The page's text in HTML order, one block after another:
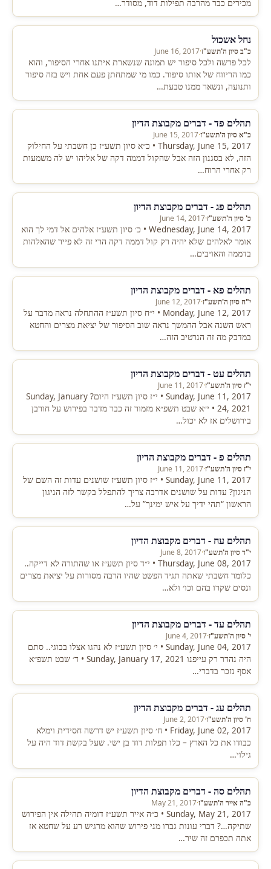
מכירים כבר מהרבה תפילות דוד, מסודר…
נחל אשכול
כ"ב סיון ה'תשע"ז·
June 16, 2017
לכל פרשה ולכל סיפור יש תמונה שנשארת איתנו אחרי הסיפור, והוא
כמו הריווח של אותו סיפור. כמו מי שמתחתן פעם אחת ויש בזה סיפור
ותנועה, ונשאר ממנו טבעת…
תהלים פד - דברים מקבוצת הדיון
כ"א סיון ה'תשע"ז·
June 15, 2017
Thursday, June 15, 2017 • כ״א סיון תשע״ז כן חשבתי על החילוק
הזה, לא בסגנון הזה אבל שהקול דממה דקה של אליהו יש לה משמעות
רק אחרי הרוח…
תהלים פג - דברים מקבוצת הדיון
כ' סיון ה'תשע"ז·
June 14, 2017
Wednesday, June 14, 2017 • כ׳ סיון תשע״ז אלהים אל דמי לך הוא
אומר לאלהים שלא יהיה רק קול דממה דקה הרי זה לא פייר שהאלהות
בדממה והאויבים…
תהלים פא - דברים מקבוצת הדיון
י"ח סיון ה'תשע"ז·
June 12, 2017
Monday, June 12, 2017 • י״ח סיון תשע״ז ההתחלה נראה מדבר על
ראש השנה אבל ההמשך נראה שוב הסיפור של יציאת מצרים והחטא
במדבק מה זה הנרטיב הזה…
תהלים עט - דברים מקבוצת הדיון
י"ז סיון ה'תשע"ז·
June 11, 2017
Sunday, June 11, 2017 • י״ז סיון תשע״ז היום? Sunday, January
24, 2021 • י״א שבט תשפ״א מזמור זה כבר מדבר בפירוש על חורבן
בירושלים אז לא יכול…
תהלים פ - דברים מקבוצת הדיון
י"ז סיון ה'תשע"ז·
June 11, 2017
Sunday, June 11, 2017 • י״ז סיון תשע״ז שושנים עדות זה השם של
הניגון? עדות על שושנים אדרבה צריך להתפלל בקשר לזה הניגון
הראשון “תהי ידיך על איש ימינך” על…
תהלים עח - דברים מקבוצת הדיון
י"ד סיון ה'תשע"ז·
June 8, 2017
Thursday, June 08, 2017 • י״ד סיון תשע״ז או שהתורה לא דייקה..
כלומר חשבתי שאתה תגיד הפשט שהיו הרבה מסורות על יציאת מצרים
ונסים שקרו בהם וכו׳ ולא…
תהלים עד - דברים מקבוצת הדיון
י' סיון ה'תשע"ז·
June 4, 2017
Sunday, June 04, 2017 • י׳ סיון תשע״ז לא נהגו אצלו בבוגי.. סתם
היה נהדר רק עייפנו Sunday, January 17, 2021 • ד׳ שבט תשפ״א
אסף נזכר בדברי…
תהלים עג - דברים מקבוצת הדיון
ח' סיון ה'תשע"ז·
June 2, 2017
Friday, June 02, 2017 • ח׳ סיון תשע״ז יש דרשה חסידית וימלא
כבודו את כל הארץ – כלו תפלות דוד בן ישי. שעל בקשת דוד היה על
גילוי…
תהלים סה - דברים מקבוצת הדיון
כ"ה אייר ה'תשע"ז·
May 21, 2017
Sunday, May 21, 2017 • כ״ה אייר תשע״ז דומיה תהילה אין הפירוש
שתיקה…? דברי עונות גברו מני פירוש שהוא מרגיש רע על שחטא אז
אתה תכפרם זה שיר…